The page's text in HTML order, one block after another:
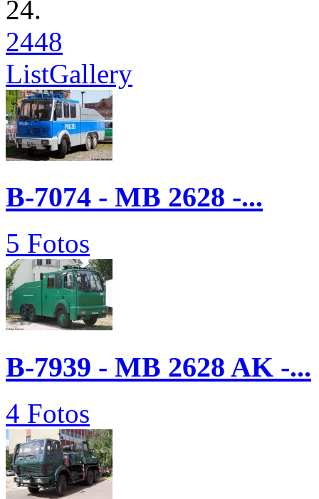
24.
2448
ListGallery
B-7074 - MB 2628 -...
5 Fotos
B-7939 - MB 2628 AK -...
4 Fotos